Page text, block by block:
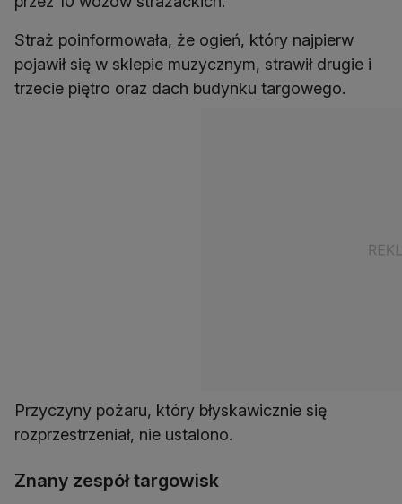
Straż poinformowała, że ogień, który najpierw
pojawił się w sklepie muzycznym, strawił drugie i
trzecie piętro oraz dach budynku targowego.
Przyczyny pożaru, który błyskawicznie się
rozprzestrzeniał, nie ustalono.
Znany zespół targowisk